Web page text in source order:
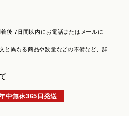
後 7日間以内にお電話またはメールに
と異なる商品や数量などの不備など、詳
中無休365日発送